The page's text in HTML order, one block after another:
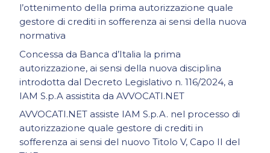
l’ottenimento della prima autorizzazione quale
gestore di crediti in sofferenza ai sensi della nuova
normativa
Concessa da Banca d’Italia la prima
autorizzazione, ai sensi della nuova disciplina
introdotta dal Decreto Legislativo n. 116/2024, a
IAM S.p.A assistita da AVVOCATI.NET
AVVOCATI.NET assiste IAM S.p.A. nel processo di
autorizzazione quale gestore di crediti in
sofferenza ai sensi del nuovo Titolo V, Capo II del